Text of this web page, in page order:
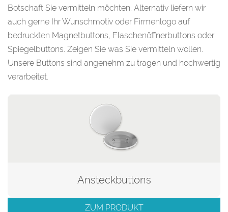
Botschaft Sie vermitteln möchten. Alternativ liefern wir
auch gerne Ihr Wunschmotiv oder Firmenlogo auf
bedruckten Magnetbuttons, Flaschenöffnerbuttons oder
Spiegelbuttons. Zeigen Sie was Sie vermitteln wollen.
Unsere Buttons sind angenehm zu tragen und hochwertig
verarbeitet.
Ansteckbuttons
ZUM PRODUKT